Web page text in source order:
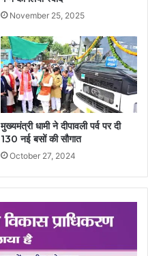
November 25, 2025
मुख्यमंत्री धामी ने दीपावली पर्व पर दी
130 नई बसों की सौगात
October 27, 2024